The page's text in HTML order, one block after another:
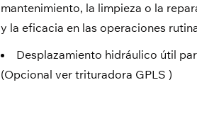
mantenimiento, la limpieza o la
y la eficacia en las operaciones
Desplazamiento hidráulico útil
(Opcional ver trituradora GPLS )